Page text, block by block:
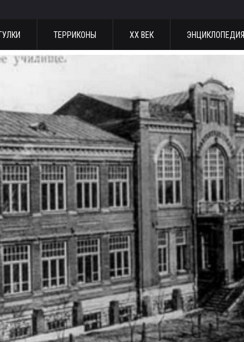
ТЕРРИКОНЫ ХХ ВЕК ЭНЦИКЛОПЕДИЯ